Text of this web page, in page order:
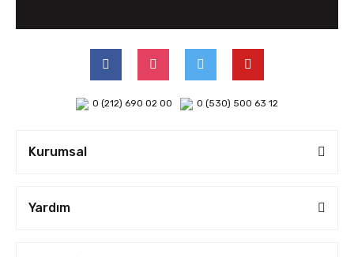
0 (212) 690 02 00 0 (530) 500 63 12
Kurumsal
Yardım